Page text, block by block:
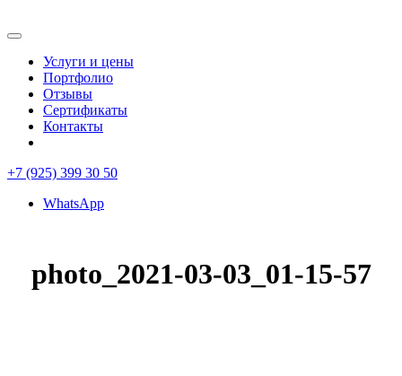
Услуги и цены
Портфолио
Отзывы
Сертификаты
Контакты
+7 (925) 399 30 50
WhatsApp
photo_2021-03-03_01-15-57